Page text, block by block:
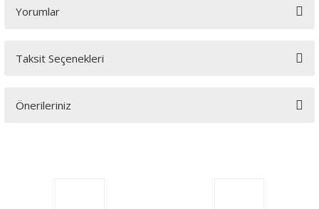
Yorumlar
Taksit Seçenekleri
Önerileriniz